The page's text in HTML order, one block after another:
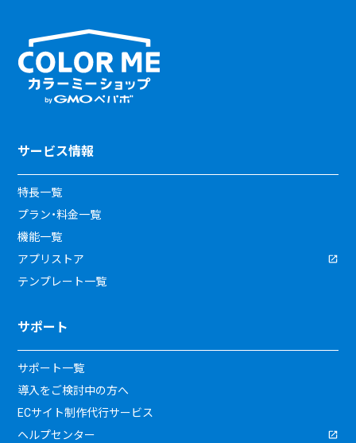
サービス情報
特長一覧
プラン・料金一覧
機能一覧
アプリストア
テンプレート一覧
サポート
サポート一覧
導入をご検討中の方へ
ECサイト制作代行サービス
ヘルプセンター